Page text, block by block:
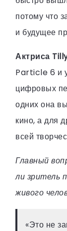
потому что
и будущее
Актриса
Particle 6 и
цифровых
одних она
кино, а для
всей
Главный
ли зритель
живого
«Это не